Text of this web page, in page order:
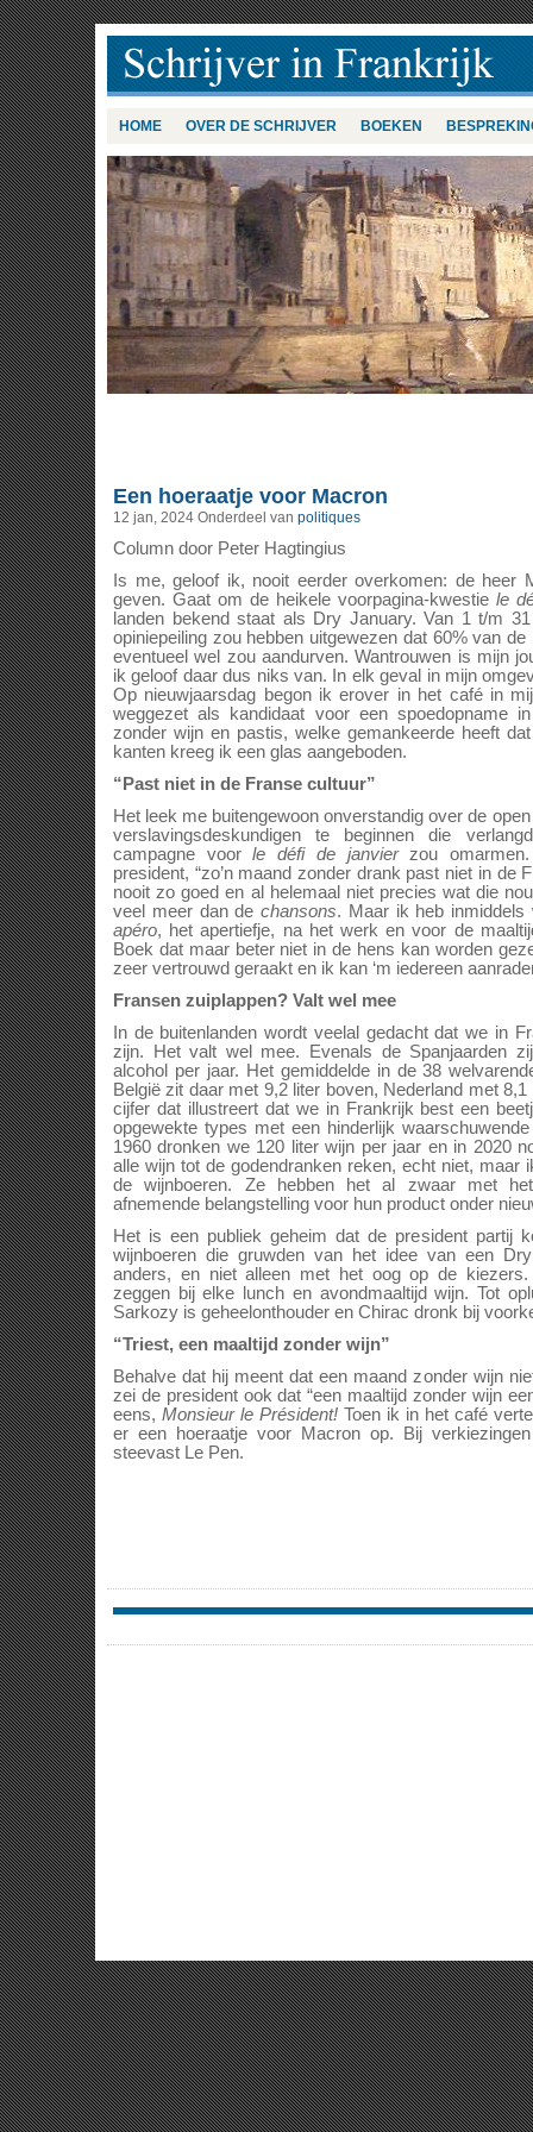
HOME OVER DE SCHRIJVER BOEKEN
Een hoeraatje voor Macron
12 jan, 2024 Onderdeel van politiques
Column door Peter Hagtingius
Is me, geloof ik, nooit eerder overkomen: de heer
geven. Gaat om de heikele voorpagina-kwestie le
landen bekend staat als Dry January. Van 1 t/m 31
opiniepeiling zou hebben uitgewezen dat 60% van
eventueel wel zou aandurven. Wantrouwen is mijn
ik geloof daar dus niks van. In elk geval in mijn
Op nieuwjaarsdag begon ik erover in het café in
weggezet als kandidaat voor een spoedopname
zonder wijn en pastis, welke gemankeerde heeft
kanten kreeg ik een glas aangeboden.
“Past niet in de Franse cultuur”
Het leek me buitengewoon onverstandig over de
verslavingsdeskundigen te beginnen die
campagne voorle défi de janvier zou
president, “zo’n maand zonder drank past niet in de
nooit zo goed en al helemaal niet precies wat die
veel meer dan dechansons. Maar ik heb inmiddels
apéro, het apertiefje, na het werk en voor de
Boek dat maar beter niet in de hens kan worden
zeer vertrouwd geraakt en ik kan ‘m iedereen
Fransen zuiplappen? Valt wel mee
In de buitenlanden wordt veelal gedacht dat we in
zijn. Het valt wel mee. Evenals de Spanjaarden
alcohol per jaar. Het gemiddelde in de 38
België zit daar met 9,2 liter boven, Nederland met
cijfer dat illustreert dat we in Frankrijk best een
opgewekte types met een hinderlijk
1960 dronken we 120 liter wijn per jaar en in 2020
alle wijn tot de godendranken reken, echt niet, maar
de wijnboeren. Ze hebben het al zwaar met
afnemende belangstelling voor hun product onder
Het is een publiek geheim dat de president partij
wijnboeren die gruwden van het idee van een
anders, en niet alleen met het oog op de
zeggen bij elke lunch en avondmaaltijd wijn. Tot
Sarkozy is geheelonthouder en Chirac dronk bij
“Triest, een maaltijd zonder wijn”
Behalve dat hij meent dat een maand zonder wijn
zei de president ook dat “een maaltijd zonder wijn
eens, Monsieur le Président! Toen ik in het café
er een hoeraatje voor Macron op. Bij
steevast Le Pen.